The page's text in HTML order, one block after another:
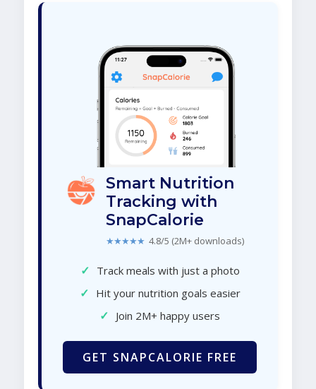
Smart Nutrition
Tracking with
SnapCalorie
★★★★★ 4.8/5 (2M+ downloads)
✓ Track meals with just a photo
✓ Hit your nutrition goals easier
✓ Join 2M+ happy users
GET SNAPCALORIE FREE